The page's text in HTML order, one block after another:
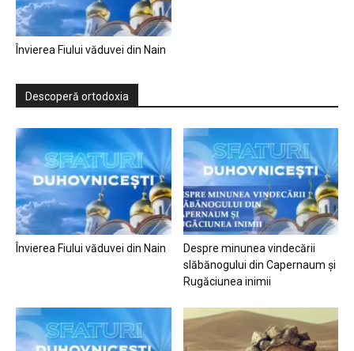
Învierea Fiului văduvei din Nain
Descoperă ortodoxia
Învierea Fiului văduvei din Nain
Despre minunea vindecării
slăbănogului din Capernaum și
Rugăciunea inimii